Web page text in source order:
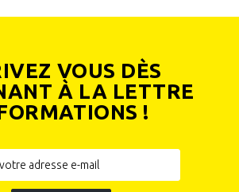
VOUS DÈS
À LA LETTRE
!